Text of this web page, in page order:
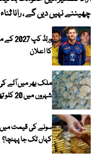
چھیننے نہیں دیں گے ، رانا ثناء
ورلڈ
کا اعلان
ملک بھر میں آٹے
شہروں میں 20 کلو تھیلا 100 روپے تک مہنگا
سونے کی قیمت میں
کہاں تک جا پہنچا؟